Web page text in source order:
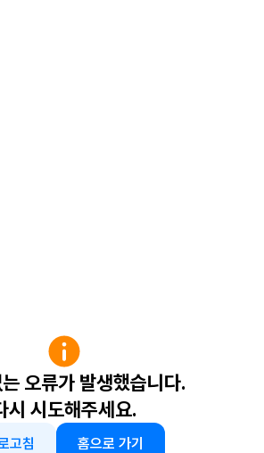
오류가 발생했습니다.
시 시도해주세요.
고침 홈으로 가기